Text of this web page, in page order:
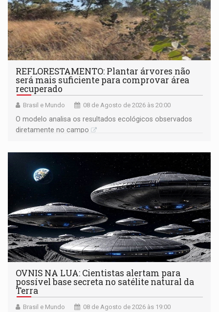
REFLORESTAMENTO: Plantar árvores não
será mais suficiente para comprovar área
recuperado
Brasil e Mundo 08 de Agosto de 2026 às 20:00
O modelo analisa os resultados ecológicos observados
diretamente no campo
OVNIS NA LUA: Cientistas alertam para
possível base secreta no satélite natural da
Terra
Brasil e Mundo 08 de Agosto de 2026 às 19:00